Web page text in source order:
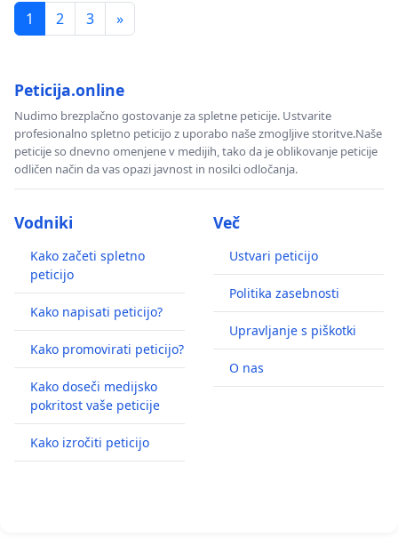
1 2 3 »
Peticija.online
Nudimo brezplačno gostovanje za spletne peticije. Ustvarite
profesionalno spletno peticijo z uporabo naše zmogljive storitve.Naše
peticije so dnevno omenjene v medijih, tako da je oblikovanje peticije
odličen način da vas opazi javnost in nosilci odločanja.
Vodniki
Kako začeti spletno
peticijo
Kako napisati peticijo?
Kako promovirati peticijo?
Kako doseči medijsko
pokritost vaše peticije
Kako izročiti peticijo
Več
Ustvari peticijo
Politika zasebnosti
Upravljanje s piškotki
O nas